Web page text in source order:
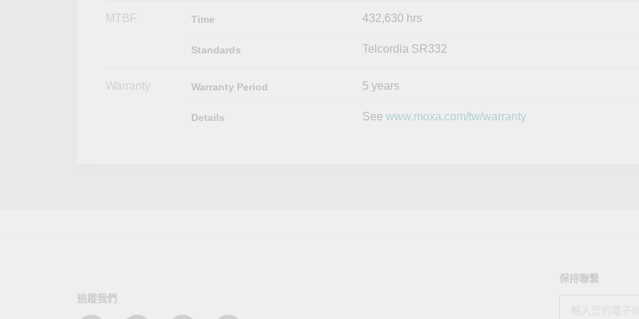
MTBF Time 432,630 hrs
Standards Telcordia SR332
Warranty Warranty Period 5 years
Details See www.moxa.com/tw/warranty
追蹤我們
保持聯繫